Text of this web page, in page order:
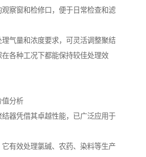
察窗和检修口，便于日常检查和滤
理气量和浓度要求，可灵活调整聚结
各种工况下都能保持较佳处理效
值分析
器凭借其卓越性能，已广泛应用于
有效处理氯碱、农药、染料等生产